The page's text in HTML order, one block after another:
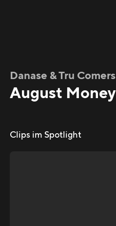
Danase & Tru Comers
August Money
Clips im Spotlight